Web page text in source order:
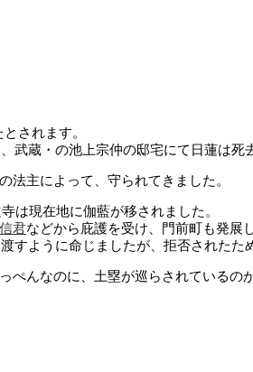
されます。
武蔵・の池上宗仲の邸宅にて日蓮は死
法主によって、守られてきました。
は現在地に伽藍が移されました。
君などから庇護を受け、門前町も発展
すように命じましたが、拒否されたた
んなのに、土塁が巡らされている